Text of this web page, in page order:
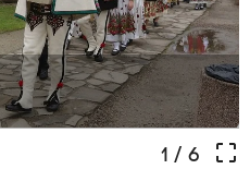
crop_free
1 / 6